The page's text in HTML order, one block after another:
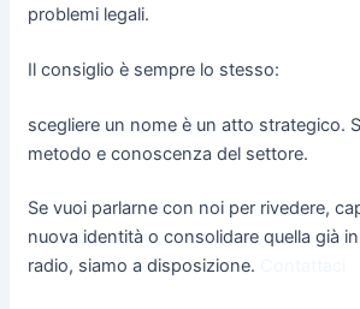
problemi legali.
Il consiglio è sempre lo stesso:
scegliere un nome è un atto strategico.
metodo e conoscenza del settore.
Se vuoi parlarne con noi per rivedere,
nuova identità o consolidare quella già
radio, siamo a disposizione.